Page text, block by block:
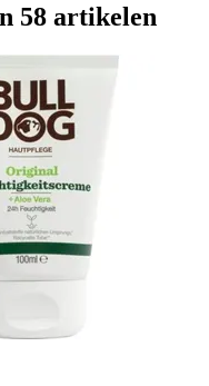
58 artikelen